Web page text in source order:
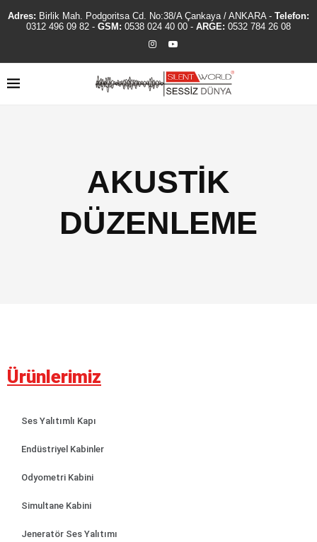
Adres: Birlik Mah. Podgoritsa Cd. No:38/A Çankaya / ANKARA - Telefon:
0312 496 09 82 - GSM: 0538 024 40 00 - ARGE: 0532 784 26 08
AKUSTİK
DÜZENLEME
Ürünlerimiz
Ses Yalıtımlı Kapı
Endüstriyel Kabinler
Odyometri Kabini
Simultane Kabini
Jeneratör Ses Yalıtımı